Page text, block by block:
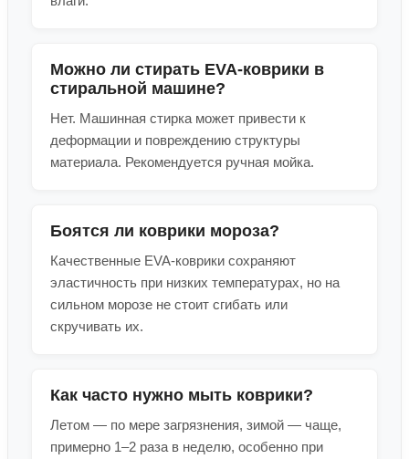
Можно ли стирать EVA-коврики в
стиральной машине?
Нет. Машинная стирка может привести к
деформации и повреждению структуры
материала. Рекомендуется ручная мойка.
Боятся ли коврики мороза?
Качественные EVA-коврики сохраняют
эластичность при низких температурах, но на
сильном морозе не стоит сгибать или
скручивать их.
Как часто нужно мыть коврики?
Летом — по мере загрязнения, зимой — чаще,
примерно 1–2 раза в неделю, особенно при